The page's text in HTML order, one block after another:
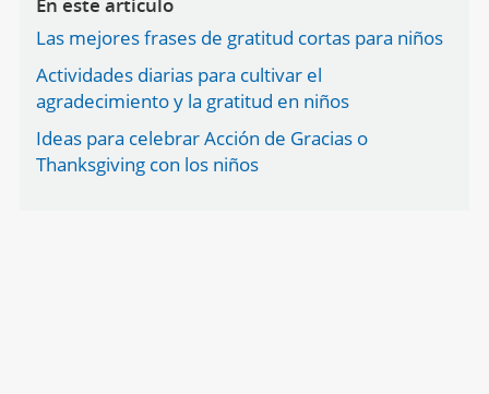
Las mejores frases de gratitud cortas para niños
Actividades diarias para cultivar el
agradecimiento y la gratitud en niños
Ideas para celebrar Acción de Gracias o
Thanksgiving con los niños